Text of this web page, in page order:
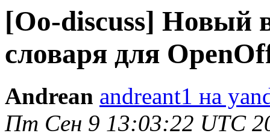
[Oo-discuss] Новый
словаря для
Andrean andreant1 на
Пт Сен 9 13:03:22 UTC